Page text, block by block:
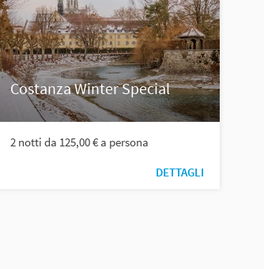
Costanza Winter Special
2 notti da 125,00 € a persona
DETTAGLI